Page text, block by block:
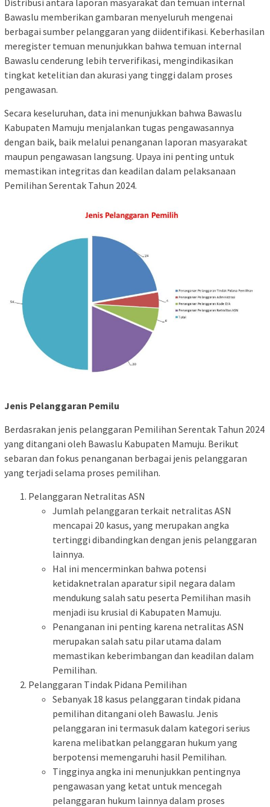
Distribusi antara laporan masyarakat dan temuan internal
Bawaslu memberikan gambaran menyeluruh mengenai
berbagai sumber pelanggaran yang diidentifikasi. Keberhasilan
meregister temuan menunjukkan bahwa temuan internal
Bawaslu cenderung lebih terverifikasi, mengindikasikan
tingkat ketelitian dan akurasi yang tinggi dalam proses
pengawasan.
Secara keseluruhan, data ini menunjukkan bahwa Bawaslu
Kabupaten Mamuju menjalankan tugas pengawasannya
dengan baik, baik melalui penanganan laporan masyarakat
maupun pengawasan langsung. Upaya ini penting untuk
memastikan integritas dan keadilan dalam pelaksanaan
Pemilihan Serentak Tahun 2024.
Jenis Pelanggaran Pemilu
Berdasrakan jenis pelanggaran Pemilihan Serentak Tahun 2024
yang ditangani oleh Bawaslu Kabupaten Mamuju. Berikut
sebaran dan fokus penanganan berbagai jenis pelanggaran
yang terjadi selama proses pemilihan.
Pelanggaran Netralitas ASN
Jumlah pelanggaran terkait netralitas ASN
mencapai 20 kasus, yang merupakan angka
tertinggi dibandingkan dengan jenis pelanggaran
lainnya.
Hal ini mencerminkan bahwa potensi
ketidaknetralan aparatur sipil negara dalam
mendukung salah satu peserta Pemilihan masih
menjadi isu krusial di Kabupaten Mamuju.
Penanganan ini penting karena netralitas ASN
merupakan salah satu pilar utama dalam
memastikan keberimbangan dan keadilan dalam
Pemilihan.
Pelanggaran Tindak Pidana Pemilihan
Sebanyak 18 kasus pelanggaran tindak pidana
pemilihan ditangani oleh Bawaslu. Jenis
pelanggaran ini termasuk dalam kategori serius
karena melibatkan pelanggaran hukum yang
berpotensi memengaruhi hasil Pemilihan.
Tingginya angka ini menunjukkan pentingnya
pengawasan yang ketat untuk mencegah
pelanggaran hukum lainnya dalam proses